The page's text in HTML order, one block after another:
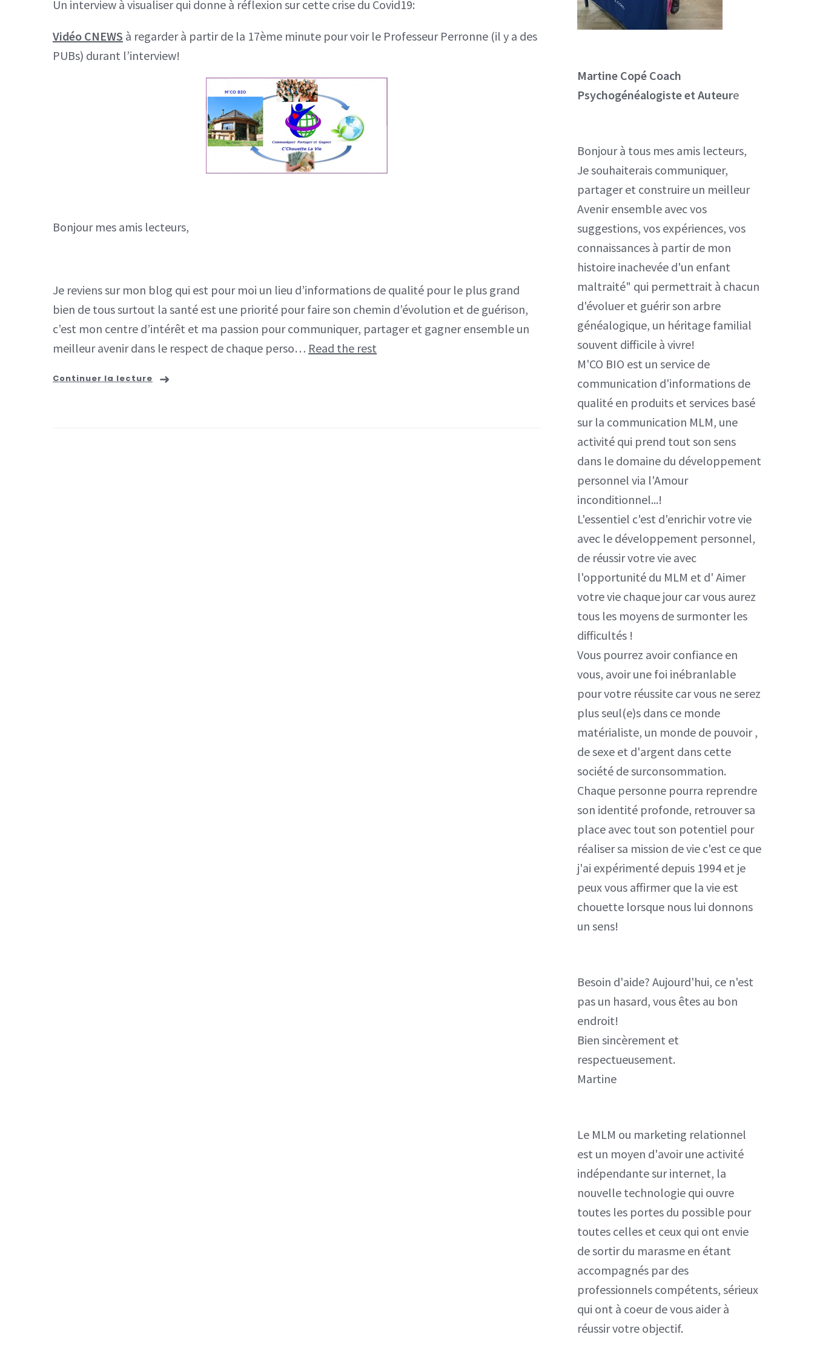
sur
du
Perronne
Un interview à visualiser qui donne à réflexion sur cette crise du Covid19:
Vidéo CNEWS à regarder à partir de la 17ème minute pour voir le Professeur Perronne (il y a des
PUBs) durant l’interview!
Bonjour mes amis lecteurs,
Je reviens sur mon blog qui est pour moi un lieu d’informations de qualité pour le plus grand
bien de tous surtout la santé est une priorité pour faire son chemin d’évolution et de guérison,
c’est mon centre d’intérêt et ma passion pour communiquer, partager et gagner ensemble un
meilleur avenir dans le respect de chaque perso… Read the rest
Continuer la lecture
Martine Copé Coach
Psychogénéalogiste et Auteure
Bonjour à tous mes amis lecteurs,
Je souhaiterais communiquer,
partager et construire un meilleur
Avenir ensemble avec vos
suggestions, vos expériences, vos
connaissances à partir de mon
histoire inachevée d'un enfant
maltraité" qui permettrait à chacun
d'évoluer et guérir son arbre
généalogique, un héritage familial
souvent difficile à vivre!
M'CO BIO est un service de
communication d'informations de
qualité en produits et services basé
sur la communication MLM, une
activité qui prend tout son sens
dans le domaine du développement
personnel via l'Amour
inconditionnel...!
L'essentiel c'est d'enrichir votre vie
avec le développement personnel,
de réussir votre vie avec
l'opportunité du MLM et d' Aimer
votre vie chaque jour car vous aurez
tous les moyens de surmonter les
difficultés !
Vous pourrez avoir confiance en
vous, avoir une foi inébranlable
pour votre réussite car vous ne serez
plus seul(e)s dans ce monde
matérialiste, un monde de pouvoir ,
de sexe et d'argent dans cette
société de surconsommation.
Chaque personne pourra reprendre
son identité profonde, retrouver sa
place avec tout son potentiel pour
réaliser sa mission de vie c'est ce que
j'ai expérimenté depuis 1994 et je
peux vous affirmer que la vie est
chouette lorsque nous lui donnons
un sens!
Besoin d'aide? Aujourd'hui, ce n'est
pas un hasard, vous êtes au bon
endroit!
Bien sincèrement et
respectueusement.
Martine
Le MLM ou marketing relationnel
est un moyen d'avoir une activité
indépendante sur internet, la
nouvelle technologie qui ouvre
toutes les portes du possible pour
toutes celles et ceux qui ont envie
de sortir du marasme en étant
accompagnés par des
professionnels compétents, sérieux
qui ont à coeur de vous aider à
réussir votre objectif.